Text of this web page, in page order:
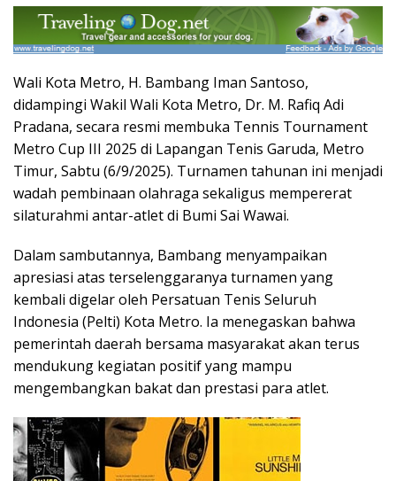
Wali Kota Metro, H. Bambang Iman Santoso,
didampingi Wakil Wali Kota Metro, Dr. M. Rafiq Adi
Pradana, secara resmi membuka Tennis Tournament
Metro Cup III 2025 di Lapangan Tenis Garuda, Metro
Timur, Sabtu (6/9/2025). Turnamen tahunan ini menjadi
wadah pembinaan olahraga sekaligus mempererat
silaturahmi antar-atlet di Bumi Sai Wawai.
Dalam sambutannya, Bambang menyampaikan
apresiasi atas terselenggaranya turnamen yang
kembali digelar oleh Persatuan Tenis Seluruh
Indonesia (Pelti) Kota Metro. Ia menegaskan bahwa
pemerintah daerah bersama masyarakat akan terus
mendukung kegiatan positif yang mampu
mengembangkan bakat dan prestasi para atlet.